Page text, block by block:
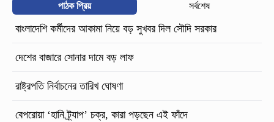
পাঠক প্রিয় সর্বশেষ
বাংলাদেশি কর্মীদের আকামা নিয়ে বড় সুখবর দিল সৌদি সরকার
দেশের বাজারে সোনার দামে বড় লাফ
রাষ্ট্রপতি নির্বাচনের তারিখ ঘোষণা
বেপরোয়া ‘হানি ট্র্যাপ’ চক্র, কারা পড়ছেন এই ফাঁদে